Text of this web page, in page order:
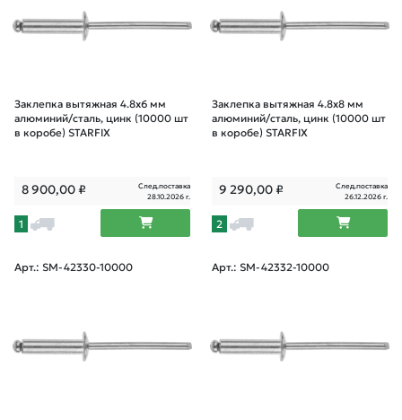
Заклепка вытяжная 4.8х6 мм
алюминий/сталь, цинк (10000 шт
в коробе) STARFIX
8 900,00₽
След.поставка
28.10.2026 г.
1
Заклепка вытяжная 4.8х8 мм
алюминий/сталь, цинк (10000 шт
в коробе) STARFIX
9 290,00₽
След.поставка
26.12.2026 г.
2
Арт.: SM-42330-10000 Арт.: SM-42332-10000